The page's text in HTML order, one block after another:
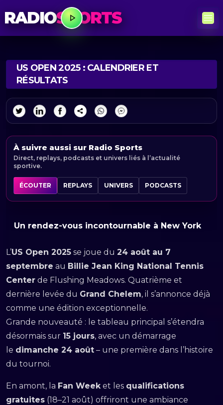
RADIOSPORTS
US OPEN 2025 : CALENDRIER ET
RÉSULTATS
À suivre aussi sur Radio Sports
Direct, replays, podcasts et univers liés à l’actualité
sportive.
ÉCOUTER REPLAYS UNIVERS PODCASTS
Un rendez-vous incontournable à New York
L’US Open 2025 se joue du 24 août au 7
septembre au Billie Jean King National Tennis
Center de Flushing Meadows. Quatrième et
dernière levée du Grand Chelem, il s’annonce déjà
comme une édition exceptionnelle.
Grande nouveauté : le tableau principal s’étendra
désormais sur 15 jours, avec un démarrage
le dimanche 24 août – une première dans l’histoire
du tournoi.
En amont, la Fan Weeket les qualifications
gratuites (18–21 août) offriront une ambiance